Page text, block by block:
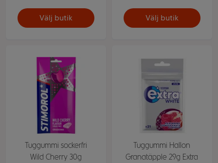
Välj butik Välj butik
Tuggummi sockerfri
Wild Cherry 30g
Tuggummi Hallon
Granatäpple 29g Extra